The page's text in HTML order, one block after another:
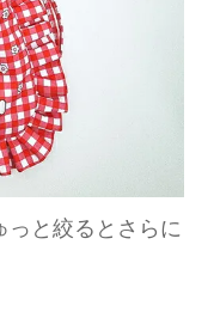
っと絞るとさらに